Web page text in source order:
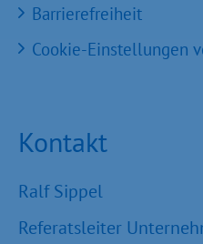
Barrierefreiheit
Cookie-Einstellungen
Kontakt
Ralf Sippel
Referatsleiter